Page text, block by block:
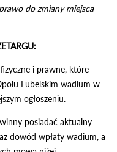
do zmiany miejsca
i prawne, które
Lubelskim wadium w
ogłoszeniu.
posiadać aktualny
dowód wpłaty wadium, a